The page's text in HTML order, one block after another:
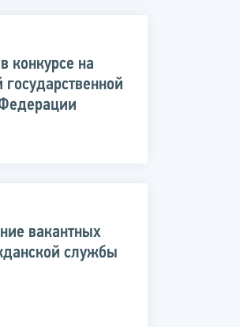
конкурсе на
вакантных
службы